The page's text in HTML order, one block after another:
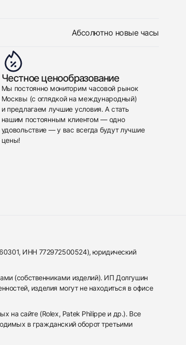
Абсолютно новые часы
Честное ценообразование
Мы постоянно мониторим часовой рынок
Москвы (с оглядкой на международный)
и предлагаем лучшие условия. А стать
нашим постоянным клиентом — одно
удовольствие — у вас всегда будут лучшие
цены!
ИНН 772972500524), юридический
(собственниками изделий). ИП Долгушин
изделия могут не находиться в офисе
на сайте (Rolex, Patek Philippe и др.). Все
в гражданский оборот третьими